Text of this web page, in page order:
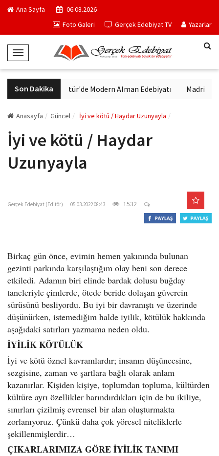
Ana Sayfa
06.08.2026
Foto Galeri
Gerçek Edebiyat TV Yazarlar
T
o
g
g
e
a
t
Son Dakika
VakıfBank Kültür'de Modern Alman Edebiyatı Madrid
Anasayfa Güncel İyi ve kötü / Haydar Uzunyayla
İyi ve kötü / Haydar
Uzunyayla
Gerçek Edebiyat (Editör) 05.03.2022 08:43 1532
Birkaç gün önce, evimin hemen yakınında bulunan
gezinti parkında karşılaştığım olay beni son derece
etkiledi. Adamın biri elinde bardak dolusu buğday
taneleriyle çimlerde, ötede beride dolaşan güvercin
sürüsünü besliyordu. Bu iyi bir davranıştı ve üzerinde
düşünürken, istemediğim halde iyilik, kötülük hakkında
aşağıdaki satırları yazmama neden oldu.
İYİLİK KÖTÜLÜK
İyi ve kötü öznel kavramlardır; insanın düşüncesine,
sezgisine, zaman ve şartlara bağlı olarak anlam
kazanırlar. Kişiden kişiye, toplumdan topluma, kültürden
kültüre ayrı özellikler barındırdıkları için de bu ikiliye,
sınırları çizilmiş evrensel bir alan oluşturmakta
zorlanıyoruz. Çünkü daha çok yöresel niteliklerle
şekillenmişlerdir…
ÇIKARLARIMIZA GÖRE İYİLİK TANIMI